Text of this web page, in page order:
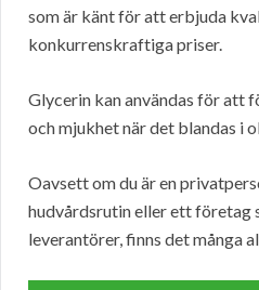
som är känt för att erbjuda
konkurrenskraftiga priser.
Glycerin kan användas för att
och mjukhet när det blandas i
Oavsett om du är en
hudvårdsrutin eller ett företag
leverantörer, finns det många